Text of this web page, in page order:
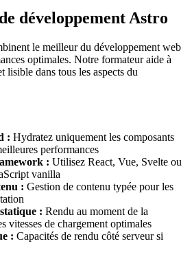
développement Astro
le meilleur du développement web
optimales. Notre formateur aide à
lisible dans tous les aspects du
: Hydratez uniquement les composants
performances
: Utilisez React, Vue, Svelte ou
vanilla
: Gestion de contenu typée pour les
: Rendu au moment de la
vitesses de chargement optimales
: Capacités de rendu côté serveur si